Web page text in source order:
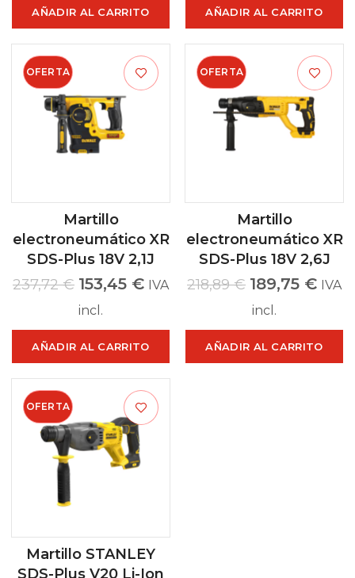
AÑADIR AL CARRITO AÑADIR AL CARRITO
OFERTA
Martillo
electroneumático XR
SDS-Plus 18V 2,1J
237,72€ 153,45 € IVA
incl.
AÑADIR AL CARRITO
OFERTA
Martillo
electroneumático XR
SDS-Plus 18V 2,6J
218,89€ 189,75 € IVA
incl.
AÑADIR AL CARRITO
OFERTA
Martillo STANLEY
SDS-Plus V20 Li-Ion